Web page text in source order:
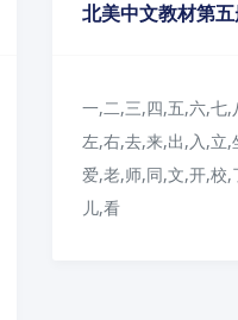
北美中文教材第
一,二,三,四,五,六,七
左,右,去,来,出,入,立
爱,老,师,同,文,开,校
儿,看